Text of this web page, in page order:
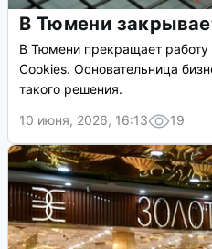
В Тюмени
В Тюмени прекращает работу
Cookies. Основательница
такого решения.
10 июня, 2026, 16:13
19